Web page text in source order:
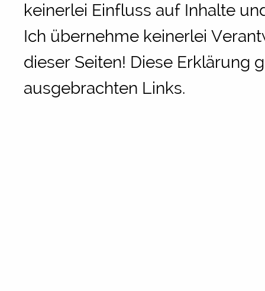
keinerlei Einfluss auf Inhalte
Ich übernehme keinerlei
dieser Seiten! Diese Erklärung
ausgebrachten Links.